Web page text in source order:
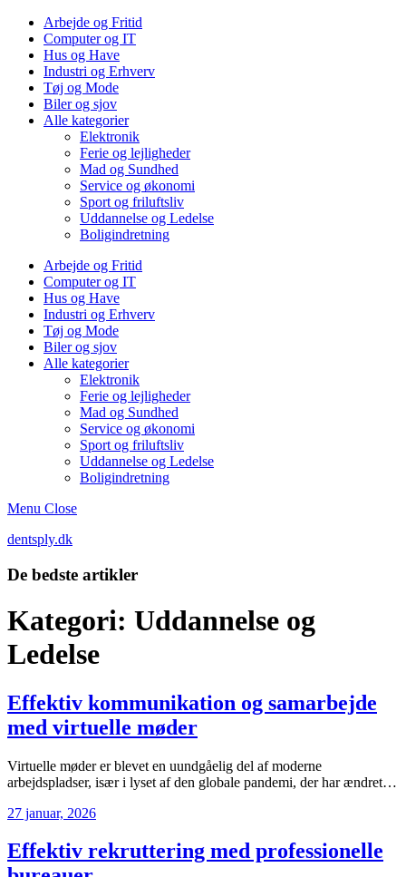
Arbejde og Fritid
Computer og IT
Hus og Have
Industri og Erhverv
Tøj og Mode
Biler og sjov
Alle kategorier
Elektronik
Ferie og lejligheder
Mad og Sundhed
Service og økonomi
Sport og friluftsliv
Uddannelse og Ledelse
Boligindretning
Arbejde og Fritid
Computer og IT
Hus og Have
Industri og Erhverv
Tøj og Mode
Biler og sjov
Alle kategorier
Elektronik
Ferie og lejligheder
Mad og Sundhed
Service og økonomi
Sport og friluftsliv
Uddannelse og Ledelse
Boligindretning
Menu Close
dentsply.dk
De bedste artikler
Kategori: Uddannelse og
Ledelse
Effektiv kommunikation og samarbejde
med virtuelle møder
Virtuelle møder er blevet en uundgåelig del af moderne
arbejdspladser, især i lyset af den globale pandemi, der har ændret…
27 januar, 2026
Effektiv rekruttering med professionelle